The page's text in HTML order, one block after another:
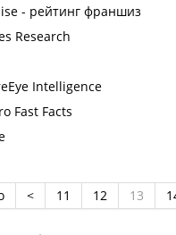
- рейтинг франшиз
Research
Intelligence
Fast Facts
< 11 12 13